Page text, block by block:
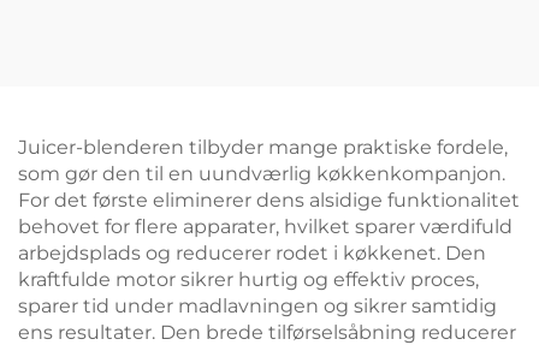
Juicer-blenderen tilbyder mange praktiske fordele,
som gør den til en uundværlig køkkenkompanjon.
For det første eliminerer dens alsidige funktionalitet
behovet for flere apparater, hvilket sparer værdifuld
arbejdsplads og reducerer rodet i køkkenet. Den
kraftfulde motor sikrer hurtig og effektiv proces,
sparer tid under madlavningen og sikrer samtidig
ens resultater. Den brede tilførselsåbning reducerer